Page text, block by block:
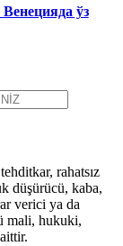
ўз
rahatsız
düşürücü, kaba,
verici ya da
mali, hukuki,